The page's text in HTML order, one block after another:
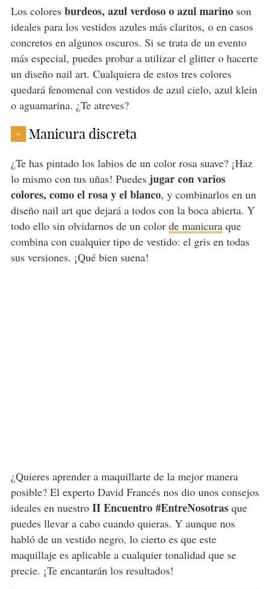
Los colores burdeos, azul verdoso o azul marinoson
ideales para los vestidos azules más claritos, o en casos
concretos en algunos oscuros. Si se trata de un evento
más especial, puedes probar a utilizar el glitter o hacerte
un diseño nail art. Cualquiera de estos tres colores
quedará fenomenal con vestidos de azul cielo, azul klein
o aguamarina. ¿Te atreves?
+ Manicura discreta
¿Te has pintado los labios de un color rosa suave? ¡Haz
lo mismo con tus uñas! Puedes jugar con varios
colores, como el rosa y el blanco, y combinarlos en un
diseño nail art que dejará a todos con la boca abierta. Y
todo ello sin olvidarnos de un color de manicuraque
combina con cualquier tipo de vestido: el gris en todas
sus versiones. ¡Qué bien suena!
¿Quieres aprender a maquillarte de la mejor manera
posible? El experto David Francés nos dio unos consejos
ideales en nuestro II Encuentro #EntreNosotras que
puedes llevar a cabo cuando quieras. Y aunque nos
habló de un vestido negro, lo cierto es que este
maquillaje es aplicable a cualquier tonalidad que se
precie. ¡Te encantarán los resultados!